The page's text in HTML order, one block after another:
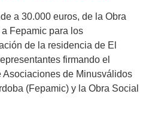
a 30.000 euros, de la Obra
Fepamic para los
de la residencia de El
firmando el
de Minusválidos
(Fepamic) y la Obra Social